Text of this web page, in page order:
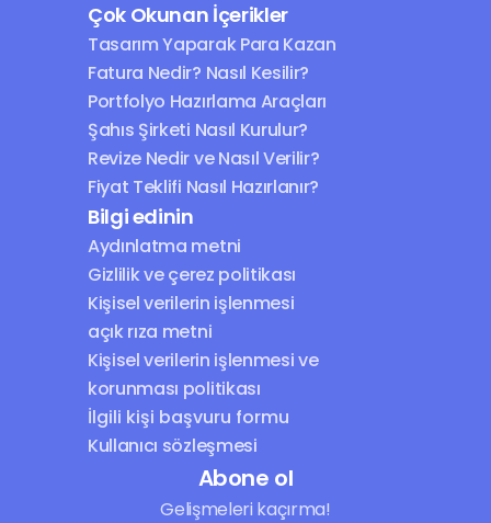
Çok Okunan İçerikler
Tasarım Yaparak Para Kazan
Fatura Nedir? Nasıl Kesilir?
Portfolyo Hazırlama Araçları
Şahıs Şirketi Nasıl Kurulur?
Revize Nedir ve Nasıl Verilir?
Fiyat Teklifi Nasıl Hazırlanır?
Bilgi edinin
Aydınlatma metni
Gizlilik ve çerez politikası
Kişisel verilerin işlenmesi
açık rıza metni
Kişisel verilerin işlenmesi ve
korunması politikası
İlgili kişi başvuru formu
Kullanıcı sözleşmesi
Abone ol
Gelişmeleri kaçırma!